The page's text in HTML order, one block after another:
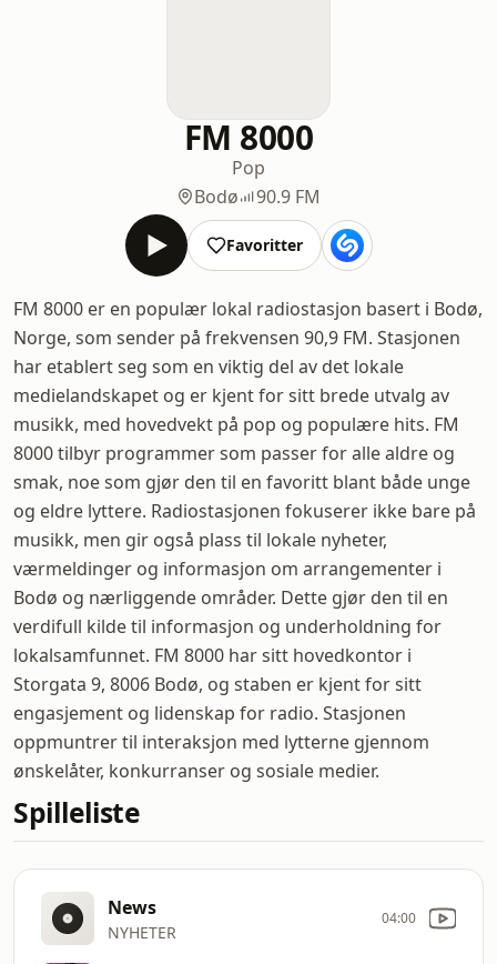
FM 8000
Pop
Bodø
90.9 FM
Favoritter
FM 8000 er en populær lokal radiostasjon basert i Bodø,
Norge, som sender på frekvensen 90,9 FM. Stasjonen
har etablert seg som en viktig del av det lokale
medielandskapet og er kjent for sitt brede utvalg av
musikk, med hovedvekt på pop og populære hits. FM
8000 tilbyr programmer som passer for alle aldre og
smak, noe som gjør den til en favoritt blant både unge
og eldre lyttere. Radiostasjonen fokuserer ikke bare på
musikk, men gir også plass til lokale nyheter,
værmeldinger og informasjon om arrangementer i
Bodø og nærliggende områder. Dette gjør den til en
verdifull kilde til informasjon og underholdning for
lokalsamfunnet. FM 8000 har sitt hovedkontor i
Storgata 9, 8006 Bodø, og staben er kjent for sitt
engasjement og lidenskap for radio. Stasjonen
oppmuntrer til interaksjon med lytterne gjennom
ønskelåter, konkurranser og sosiale medier.
Spilleliste
News
NYHETER
04:00